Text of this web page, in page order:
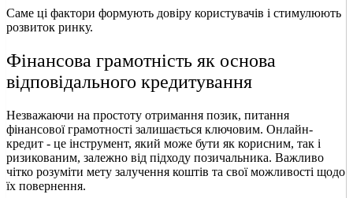
Саме ці фактори формують довіру користувачів і стимулюють
розвиток ринку.
Фінансова грамотність як основа
відповідального кредитування
Незважаючи на простоту отримання позик, питання
фінансової грамотності залишається ключовим. Онлайн-
кредит - це інструмент, який може бути як корисним, так і
ризикованим, залежно від підходу позичальника. Важливо
чітко розуміти мету залучення коштів та свої можливості щодо
їх повернення.